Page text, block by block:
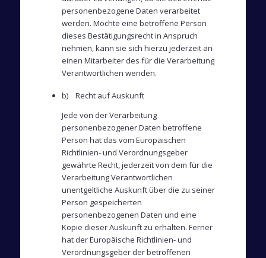
personenbezogene Daten verarbeitet
werden. Möchte eine betroffene Person
dieses Bestätigungsrecht in Anspruch
nehmen, kann sie sich hierzu jederzeit an
einen Mitarbeiter des für die Verarbeitung
Verantwortlichen wenden.
b) Recht auf Auskunft
Jede von der Verarbeitung
personenbezogener Daten betroffene
Person hat das vom Europäischen
Richtlinien- und Verordnungsgeber
gewährte Recht, jederzeit von dem für die
Verarbeitung Verantwortlichen
unentgeltliche Auskunft über die zu seiner
Person gespeicherten
personenbezogenen Daten und eine
Kopie dieser Auskunft zu erhalten. Ferner
hat der Europäische Richtlinien- und
Verordnungsgeber der betroffenen